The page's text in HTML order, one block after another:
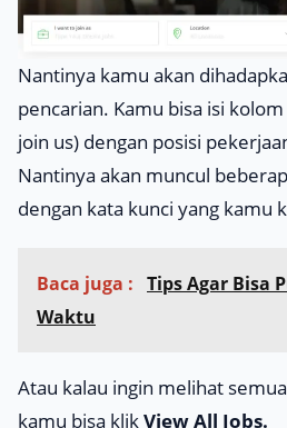
Nantinya kamu akan
pencarian. Kamu bisa isi
join us) dengan posisi
Nantinya akan muncul
dengan kata kunci yang kamu
Baca juga : Tips Agar Bisa
Waktu
Atau kalau ingin melihat
kamu bisa klikView All Jobs.